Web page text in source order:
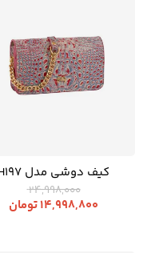
کیف دوشی مدل H197
24,998,000
14,998,800تومان